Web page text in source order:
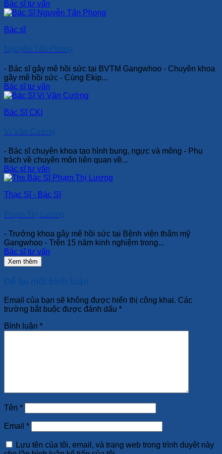
Bác sĩ tư vấn
Bác sĩ
Nguyễn Tấn Phong
- Bác sĩ gây mê hồi sức tại BVTM Gangwhoo - Chuyên khoa
gây mê hồi sức - Cùng Ekip...
Bác sĩ tư vấn
Bác Sĩ CKI
Vi Văn Cường
- Bác sĩ chuyên khoa tạo hình bụng, ngực và mông - Phụ
trách về chuyên môn liên quan về...
Bác sĩ tư vấn
Thạc Sĩ - Bác Sĩ
Phạm Thị Lương
- Trưởng khoa gây mê hồi sức tại Bệnh viện thẩm mỹ
Gangwhoo - Trên 15 năm kinh nghiệm trong...
Bác sĩ tư vấn
Xem thêm
Để lại một bình luận
Email của bạn sẽ không được hiển thị công khai. Các
trường bắt buộc được đánh dấu *
Bình luận *
Tên *
Email *
Lưu tên của tôi, email, và trang web trong trình duyệt này